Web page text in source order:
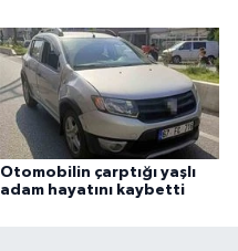
Otomobilin çarptığı yaşlı
adam hayatını kaybetti